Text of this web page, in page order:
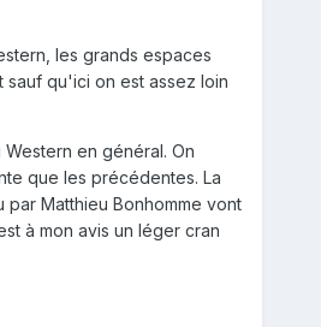
les grands espaces
qu'ici on est assez loin
en général. On
que les précédentes. La
Matthieu Bonhomme vont
à mon avis un léger cran